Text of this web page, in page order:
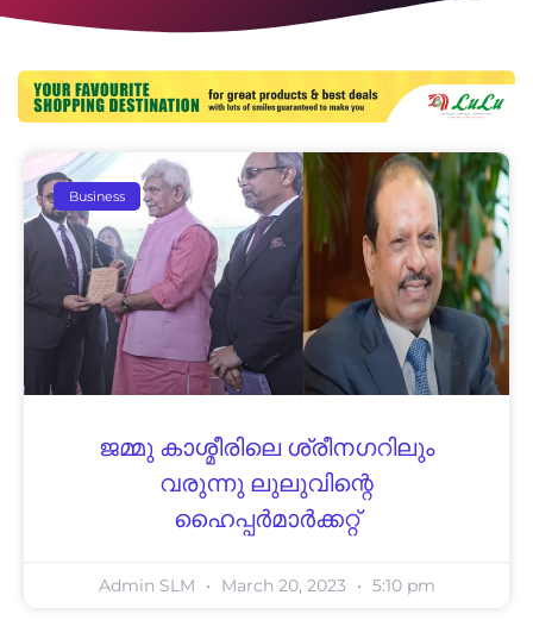
Business
ജമ്മു കാശ്മീരിലെ ശ്രീനഗറിലും
വരുന്നു ലുലുവിന്റെ
ഹൈപ്പർമാർക്കറ്റ്
Admin SLM March 20, 2023 5:10 pm